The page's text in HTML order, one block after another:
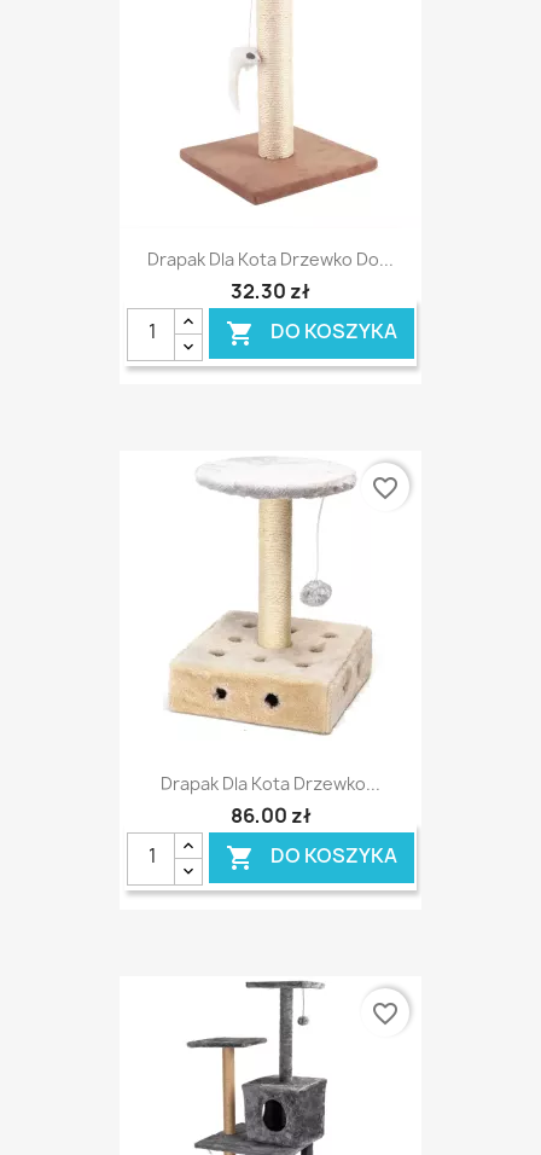
Drapak Dla Kota Drzewko Do...
32,30 zł
 DO KOSZYKA
Drapak Dla Kota Drzewko...
86,00 zł
 DO KOSZYKA
favorite_border
favorite_border